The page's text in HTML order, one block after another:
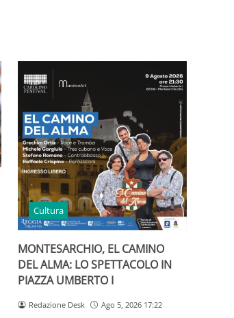
Cultura
MONTESARCHIO, EL CAMINO
DEL ALMA: LO SPETTACOLO IN
PIAZZA UMBERTO I
Redazione Desk Ago 5, 2026 17:22